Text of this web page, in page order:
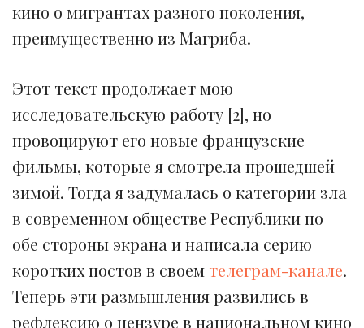
кино о мигрантах разного поколения,
преимущественно из Магриба.
Этот текст продолжает мою
исследовательскую работу [2], но
провоцируют его новые французские
фильмы, которые я смотрела прошедшей
зимой. Тогда я задумалась о категории зла
в современном обществе Республики по
обе стороны экрана и написала серию
коротких постов в своем телеграм-канале.
Теперь эти размышления развились в
рефлексию о цензуре в национальном кино